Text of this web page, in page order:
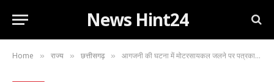
News Hint24
Home » राज्य » छत्तीसगढ़ » आगजनी की घटना में मोटरसायकल जलने पर पत्रकार को 50 हजार रूपए की आर्थिक सहायता स्वीकृत